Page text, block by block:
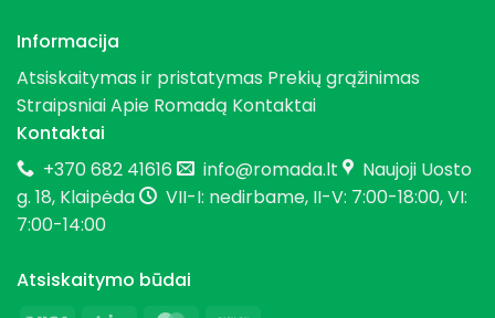
Informacija
Atsiskaitymas ir pristatymas Prekių grąžinimas
StraipsniaiApie Romadą Kontaktai
Kontaktai
+370 682 41616
info@romada.lt
Naujoji Uosto
g. 18, Klaipėda
VII-I: nedirbame, II-V: 7:00-18:00, VI:
7:00-14:00
Atsiskaitymo būdai